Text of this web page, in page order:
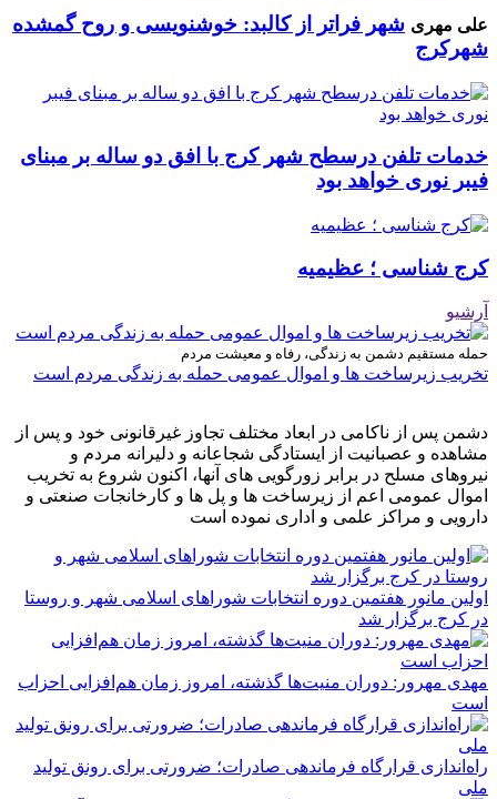
علی مهری شهر فراتر از کالبد: خوشنویسی و روح گمشده
شهرکرج
خدمات تلفن درسطح شهر کرج با افق دو ساله بر مبنای
فیبر نوری خواهد بود
کرج شناسی ؛ عظیمیه
آرشیو
حمله مستقیم دشمن به زندگی، رفاه و معیشت مردم
تخریب زیرساخت ها و اموال عمومی حمله به زندگی مردم است
دشمن پس از ناکامی در ابعاد مختلف تجاوز غیرقانونی خود و پس از
مشاهده و عصبانیت از ایستادگی شجاعانه و دلیرانه مردم و
نیروهای مسلح در برابر زورگویی های آنها، اکنون شروع به تخریب
اموال عمومی اعم از زیرساخت ها و پل ها و کارخانجات صنعتی و
دارویی و مراکز علمی و اداری نموده است
اولین مانور هفتمین دوره انتخابات شوراهای اسلامی شهر و روستا
در کرج برگزار شد
مهدی مهرور: دوران منیت‌ها گذشته، امروز زمان هم‌افزایی احزاب
است
راه‌اندازی قرارگاه فرماندهی صادرات؛ ضرورتی برای رونق تولید
ملی